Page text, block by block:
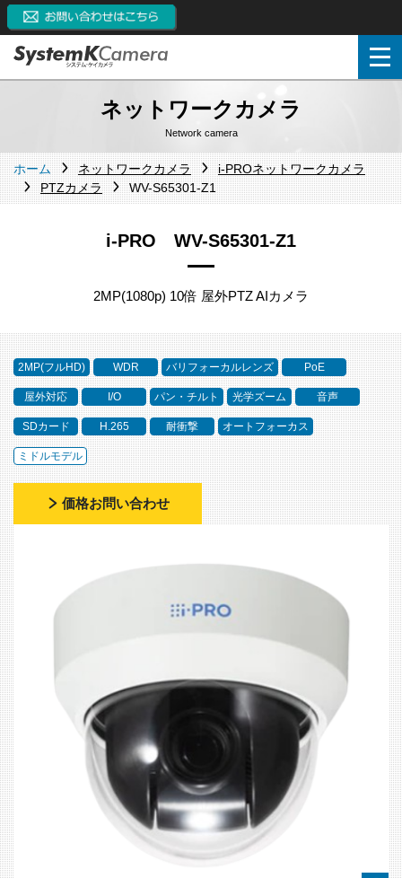
ネットワークカメラ
Network camera
ホーム ネットワークカメラ
i-PROネットワークカメラ
PTZカメラ
WV-S65301-Z1
i-PRO WV-S65301-Z1
2MP(1080p) 10倍 屋外PTZ AIカメラ
2MP(フルHD) WDR バリフォーカルレンズ PoE
屋外対応 I/O パン・チルト 光学ズーム 音声
SDカード H.265 耐衝撃 オートフォーカス
ミドルモデル
価格お問い合わせ